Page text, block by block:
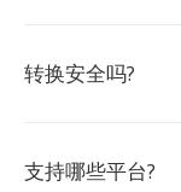
转换安全吗?
支持哪些平台?